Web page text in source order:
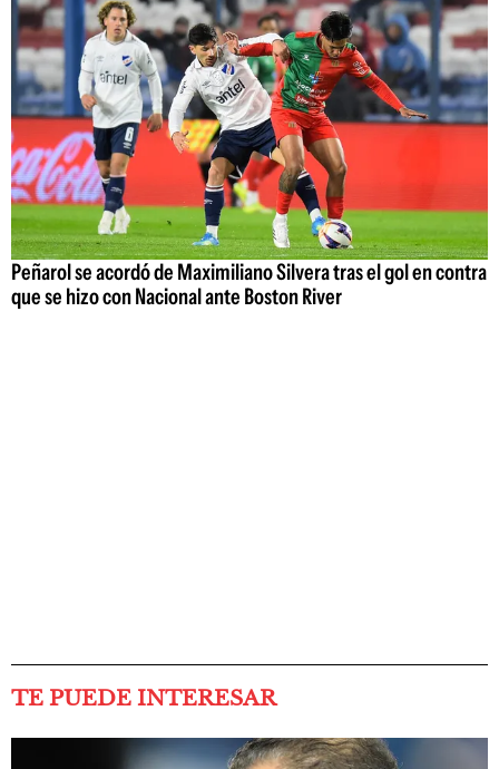
Peñarol se acordó de Maximiliano Silvera tras el gol en contra
que se hizo con Nacional ante Boston River
TE PUEDE INTERESAR